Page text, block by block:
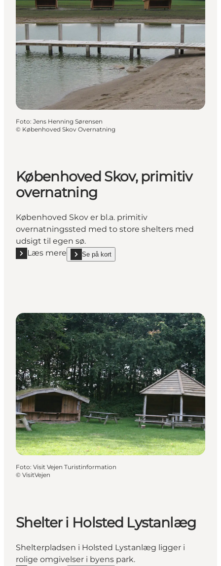
Foto: Jens Henning Sørensen
© Københoved Skov Overnatning
Københoved Skov, primitiv
overnatning
Københoved Skov er bl.a. primitiv
overnatningssted med to store shelters med
udsigt til egen sø.
Læs mere
Læs mere "Københoved Skov, primitiv overnatning"
Se på kort
show Københoved Skov, primitiv overnatning
Foto: Visit Vejen Turistinformation
© VisitVejen
Shelter i Holsted Lystanlæg
Shelterpladsen i Holsted Lystanlæg ligger i
rolige omgivelser i byens park.